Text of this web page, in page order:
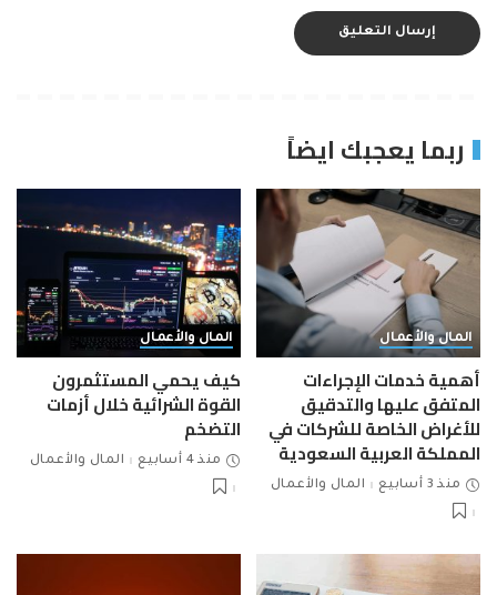
ربما يعجبك ايضاً
المال والأعمال
أهمية خدمات الإجراءات
المتفق عليها والتدقيق
للأغراض الخاصة للشركات في
المملكة العربية السعودية
منذ 3 أسابيع المال والأعمال
المال والأعمال
كيف يحمي المستثمرون
القوة الشرائية خلال أزمات
التضخم
منذ 4 أسابيع المال والأعمال